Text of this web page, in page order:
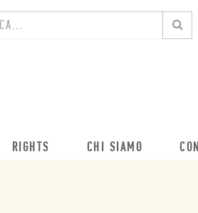
RIGHTS CHI SIAMO